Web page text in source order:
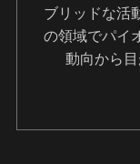
ブリッドな活
の領域でパイ
動向から